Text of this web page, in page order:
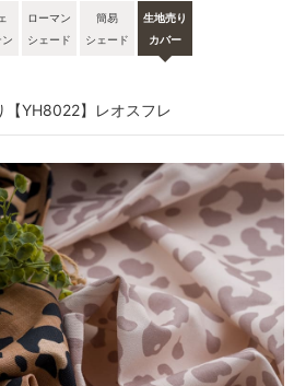
ローマン
シェード
簡易
シェード
生地売り
カバー
【YH8022】レオスフレ